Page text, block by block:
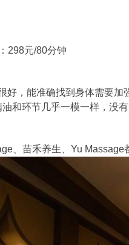
298元/80分钟
好，能准确找到身体需要
和环节几乎一模一样，没
、苗禾养生、Yu